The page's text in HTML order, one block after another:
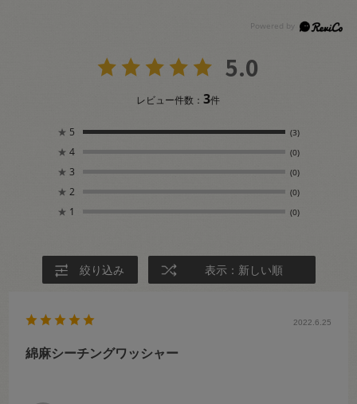
5.0
レビュー件数：3件
★ 5 (3)
★ 4 (0)
★ 3 (0)
★ 2 (0)
★ 1 (0)
絞り込み 表示：新しい順
2022.6.25
綿麻シーチングワッシャー